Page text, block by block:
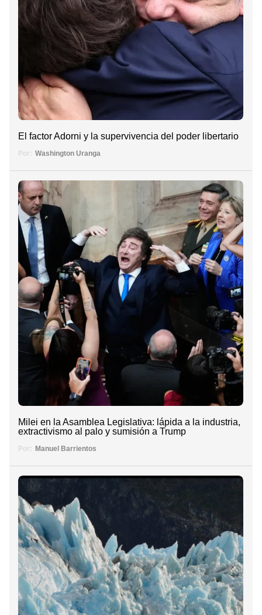
El factor Adorni y la supervivencia del poder libertario
Por: Washington Uranga
Milei en la Asamblea Legislativa: lápida a la industria,
extractivismo al palo y sumisión a Trump
Por: Manuel Barrientos